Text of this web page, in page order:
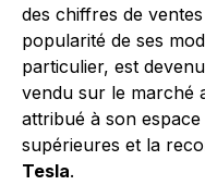
des chiffres de
popularité de ses
particulier, est
vendu sur le marché
attribué à son
supérieures et la
Tesla.